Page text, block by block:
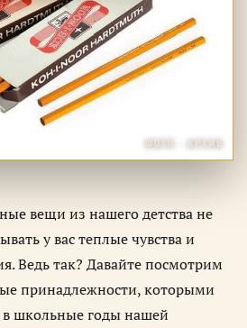
ФОТО · АРХИВ
вещи из нашего детства не
у вас теплые чувства и
Ведь так? Давайте посмотрим
принадлежности, которыми
в школьные годы нашей